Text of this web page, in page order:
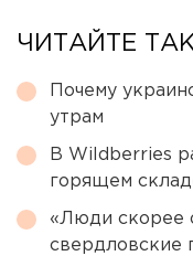
ЧИТАЙТЕ
Почему
утрам
В Wildberries
горящем
«Люди скорее
свердловские